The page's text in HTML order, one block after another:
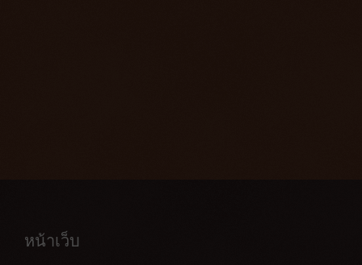
หน้าเว็บ